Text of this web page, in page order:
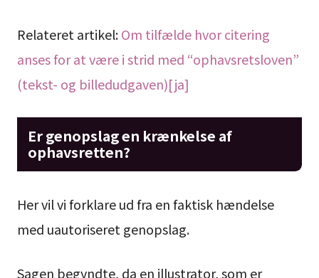
Relateret artikel:Om tilfælde hvor citering
anses for at være i strid med “ophavsretsloven”
(tekst- og billedudgaven)[ja]
Er genopslag en krænkelse af
ophavsretten?
Her vil vi forklare ud fra en faktisk hændelse
med uautoriseret genopslag.
Sagen begyndte, da en illustrator, som er